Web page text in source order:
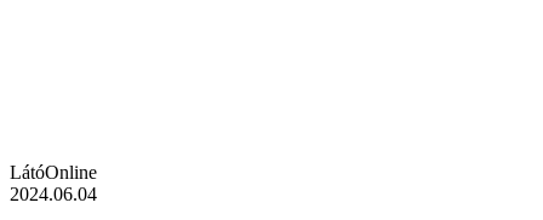
LátóOnline
2024.06.04